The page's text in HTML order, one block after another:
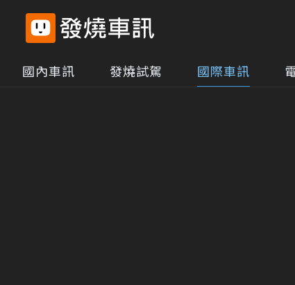
國內車訊 發燒試駕 國際車訊